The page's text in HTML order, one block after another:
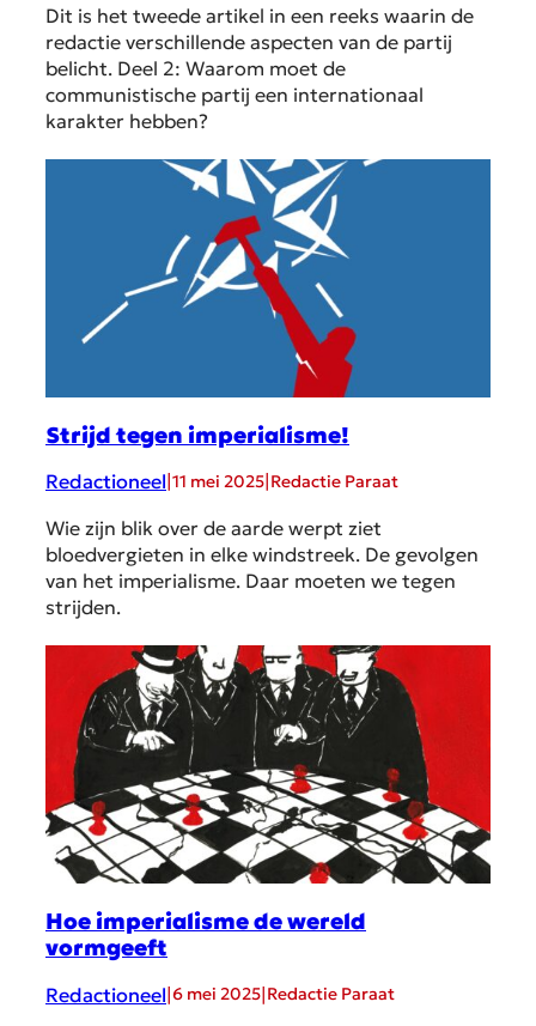
Dit is het tweede artikel in een reeks waarin de
redactie verschillende aspecten van de partij
belicht. Deel 2: Waarom moet de
communistische partij een internationaal
karakter hebben?
Strijd tegen imperialisme!
Redactioneel 11 mei 2025 Redactie Paraat
Wie zijn blik over de aarde werpt ziet
bloedvergieten in elke windstreek. De gevolgen
van het imperialisme. Daar moeten we tegen
strijden.
Hoe imperialisme de wereld
vormgeeft
Redactioneel|6 mei 2025|Redactie Paraat